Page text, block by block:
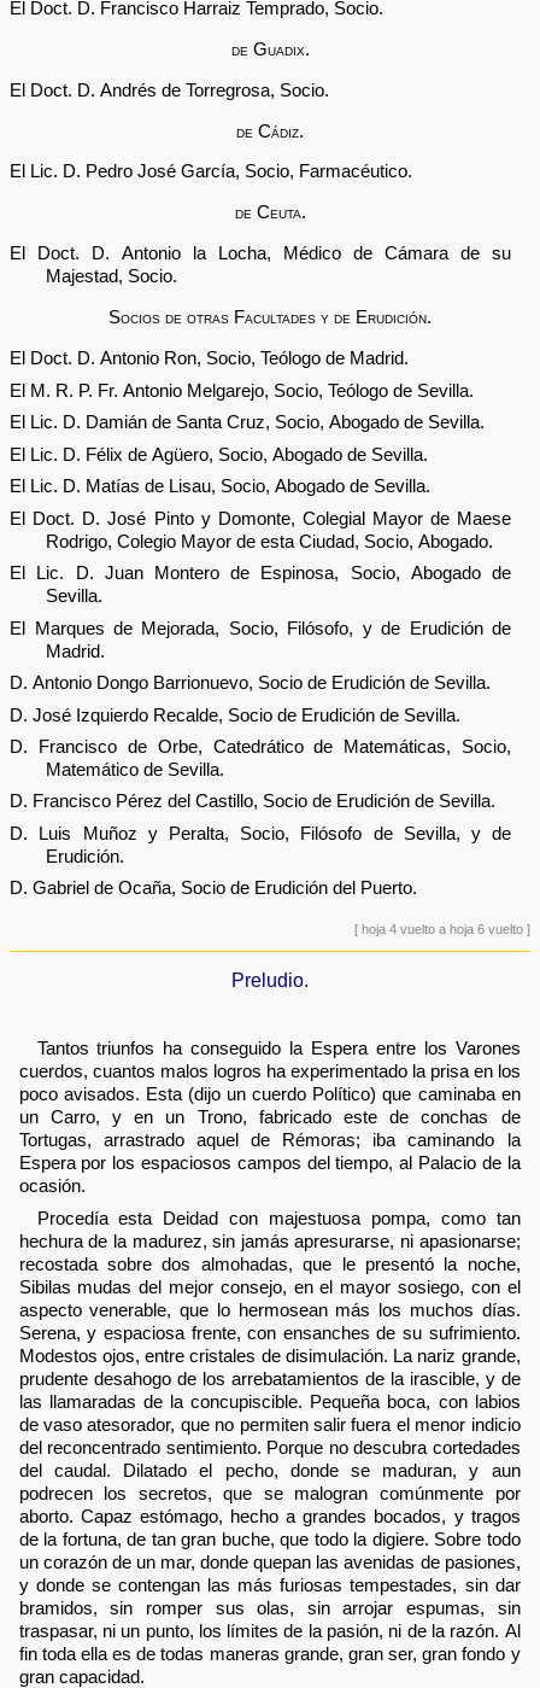
El Doct. D. Francisco Harraiz Temprado, Socio.
de Guadix.
El Doct. D. Andrés de Torregrosa, Socio.
de Cádiz.
El Lic. D. Pedro José García, Socio, Farmacéutico.
de Ceuta.
El Doct. D. Antonio la Locha, Médico de Cámara de su
Majestad, Socio.
Socios de otras Facultades y de Erudición.
El Doct. D. Antonio Ron, Socio, Teólogo de Madrid.
El M. R. P. Fr. Antonio Melgarejo, Socio, Teólogo de Sevilla.
El Lic. D. Damián de Santa Cruz, Socio, Abogado de Sevilla.
El Lic. D. Félix de Agüero, Socio, Abogado de Sevilla.
El Lic. D. Matías de Lisau, Socio, Abogado de Sevilla.
El Doct. D. José Pinto y Domonte, Colegial Mayor de Maese
Rodrigo, Colegio Mayor de esta Ciudad, Socio, Abogado.
El Lic. D. Juan Montero de Espinosa, Socio, Abogado de
Sevilla.
El Marques de Mejorada, Socio, Filósofo, y de Erudición de
Madrid.
D. Antonio Dongo Barrionuevo, Socio de Erudición de Sevilla.
D. José Izquierdo Recalde, Socio de Erudición de Sevilla.
D. Francisco de Orbe, Catedrático de Matemáticas, Socio,
Matemático de Sevilla.
D. Francisco Pérez del Castillo, Socio de Erudición de Sevilla.
D. Luis Muñoz y Peralta, Socio, Filósofo de Sevilla, y de
Erudición.
D. Gabriel de Ocaña, Socio de Erudición del Puerto.
[ hoja 4 vuelto a hoja 6 vuelto ]
Preludio.
Tantos triunfos ha conseguido la Espera entre los Varones
cuerdos, cuantos malos logros ha experimentado la prisa en los
poco avisados. Esta (dijo un cuerdo Político) que caminaba en
un Carro, y en un Trono, fabricado este de conchas de
Tortugas, arrastrado aquel de Rémoras; iba caminando la
Espera por los espaciosos campos del tiempo, al Palacio de la
ocasión.
Procedía esta Deidad con majestuosa pompa, como tan
hechura de la madurez, sin jamás apresurarse, ni apasionarse;
recostada sobre dos almohadas, que le presentó la noche,
Sibilas mudas del mejor consejo, en el mayor sosiego, con el
aspecto venerable, que lo hermosean más los muchos días.
Serena, y espaciosa frente, con ensanches de su sufrimiento.
Modestos ojos, entre cristales de disimulación. La nariz grande,
prudente desahogo de los arrebatamientos de la irascible, y de
las llamaradas de la concupiscible. Pequeña boca, con labios
de vaso atesorador, que no permiten salir fuera el menor indicio
del reconcentrado sentimiento. Porque no descubra cortedades
del caudal. Dilatado el pecho, donde se maduran, y aun
podrecen los secretos, que se malogran comúnmente por
aborto. Capaz estómago, hecho a grandes bocados, y tragos
de la fortuna, de tan gran buche, que todo la digiere. Sobre todo
un corazón de un mar, donde quepan las avenidas de pasiones,
y donde se contengan las más furiosas tempestades, sin dar
bramidos, sin romper sus olas, sin arrojar espumas, sin
traspasar, ni un punto, los límites de la pasión, ni de la razón. Al
fin toda ella es de todas maneras grande, gran ser, gran fondo y
gran capacidad.